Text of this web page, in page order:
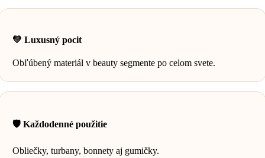
💛 Luxusný pocit
Obľúbený materiál v beauty segmente po celom svete.
🛡️ Každodenné použitie
Obliečky, turbany, bonnety aj gumičky.